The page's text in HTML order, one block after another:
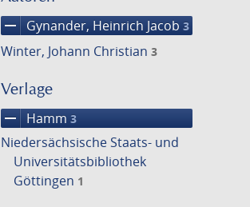
remove Gynander, Heinrich Jacob 3
Winter, Johann Christian 3
Verlage
remove Hamm 3
Niedersächsische Staats- und
Universitätsbibliothek
Göttingen 1